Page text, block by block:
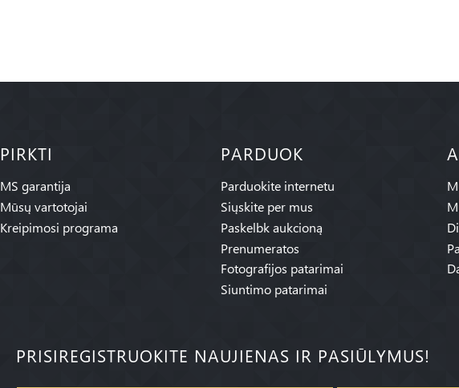
PIRKTI
MS garantija
Mūsų vartotojai
Kreipimosi programa
PARDUOK
Parduokite internetu
Siųskite per mus
Paskelbk aukcioną
Prenumeratos
Fotografijos patarimai
Siuntimo patarimai
PRISIREGISTRUOKITE NAUJIENAS IR PASIŪLYMUS!